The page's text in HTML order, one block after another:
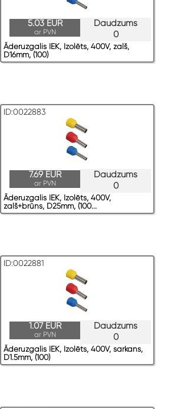
Daudzums
0
5.03 EUR
ar PVN
Āderuzgalis IEK, Izolēts, 400V, zaļš,
D16mm, (100)
ID:0022883
Daudzums
0
7.69 EUR
ar PVN
Āderuzgalis IEK, Izolēts, 400V,
zaļš+brūns, D25mm, (100...
ID:0022881
Daudzums
0
1.07 EUR
ar PVN
Āderuzgalis IEK, Izolēts, 400V, sarkans,
D1.5mm, (100)